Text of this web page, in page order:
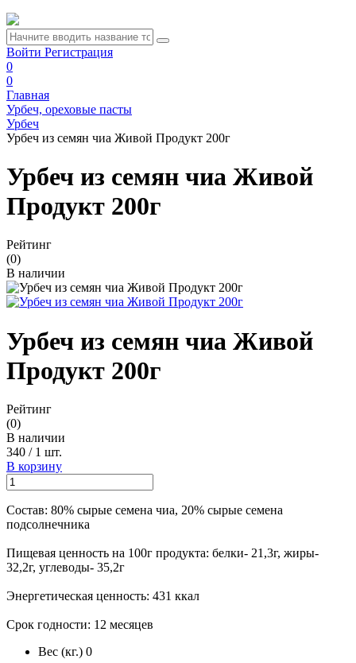
Войти Регистрация
0
0
Главная
Урбеч, ореховые пасты
Урбеч
Урбеч из семян чиа Живой Продукт 200г
Урбеч из семян чиа Живой
Продукт 200г
Рейтинг
(0)
В наличии
Урбеч из семян чиа Живой
Продукт 200г
Рейтинг
(0)
В наличии
340 / 1 шт.
В корзину
Состав: 80% сырые семена чиа, 20% сырые семена
подсолнечника
Пищевая ценность на 100г продукта: белки- 21,3г, жиры-
32,2г, углеводы- 35,2г
Энергетическая ценность: 431 ккал
Срок годности: 12 месяцев
Вес (кг.) 0